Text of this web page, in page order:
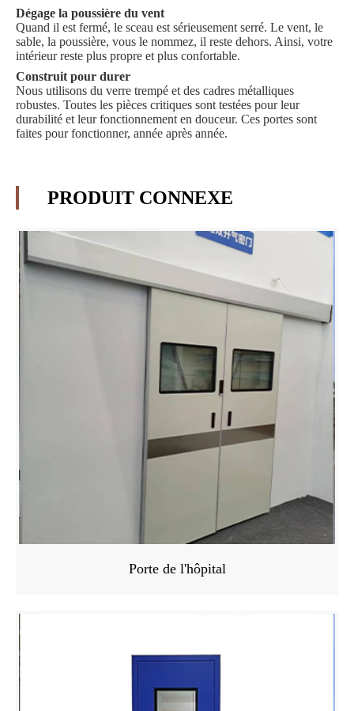
Dégage la poussière du vent
Quand il est fermé, le sceau est sérieusement serré. Le vent, le
sable, la poussière, vous le nommez, il reste dehors. Ainsi, votre
intérieur reste plus propre et plus confortable.
Construit pour durer
Nous utilisons du verre trempé et des cadres métalliques
robustes. Toutes les pièces critiques sont testées pour leur
durabilité et leur fonctionnement en douceur. Ces portes sont
faites pour fonctionner, année après année.
PRODUIT CONNEXE
Porte de l'hôpital